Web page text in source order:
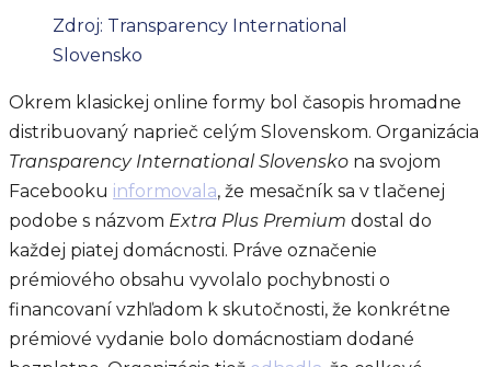
Zdroj: Transparency International
Slovensko
Okrem klasickej online formy bol časopis hromadne
distribuovaný naprieč celým Slovenskom. Organizácia
Transparency International Slovensko na svojom
Facebooku informovala, že mesačník sa v tlačenej
podobe s názvom Extra Plus Premium dostal do
každej piatej domácnosti. Práve označenie
prémiového obsahu vyvolalo pochybnosti o
financovaní vzhľadom k skutočnosti, že konkrétne
prémiové vydanie bolo domácnostiam dodané